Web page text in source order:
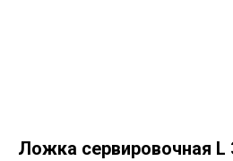
Ложка сервировочная L